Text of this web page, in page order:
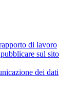
di lavoro
sul sito
dei dati